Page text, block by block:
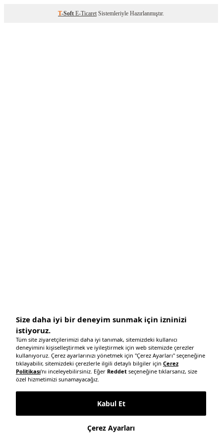
T-Soft E-Ticaret Sistemleriyle Hazırlanmıştır.